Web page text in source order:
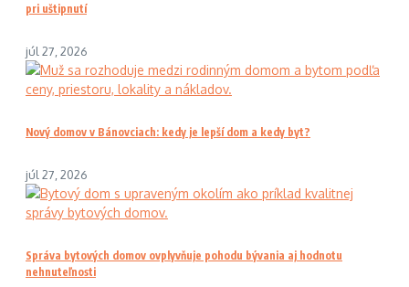
pri uštipnutí
júl 27, 2026
Nový domov v Bánovciach: kedy je lepší dom a kedy byt?
júl 27, 2026
Správa bytových domov ovplyvňuje pohodu bývania aj hodnotu
nehnuteľnosti